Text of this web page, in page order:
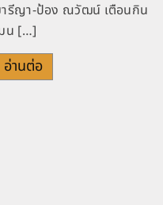
รีญา-ป้อง ณวัฒน์ เตือนกิน
น […]
อ่านต่อ